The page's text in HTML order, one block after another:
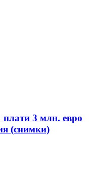
3 млн. евро
(снимки)